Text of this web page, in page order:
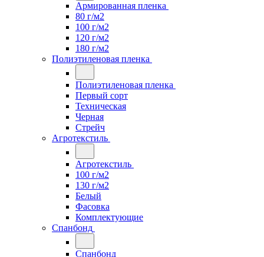
Армированная пленка
80 г/м2
100 г/м2
120 г/м2
180 г/м2
Полиэтиленовая пленка
Полиэтиленовая пленка
Первый сорт
Техническая
Черная
Стрейч
Агротекстиль
Агротекстиль
100 г/м2
130 г/м2
Белый
Фасовка
Комплектующие
Спанбонд
Спанбонд